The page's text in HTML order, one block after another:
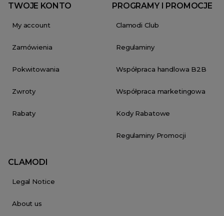
TWOJE KONTO
My account
Zamówienia
Pokwitowania
Zwroty
Rabaty
PROGRAMY I PROMOCJE
Clamodi Club
Regulaminy
Współpraca handlowa B2B
Współpraca marketingowa
Kody Rabatowe
Regulaminy Promocji
CLAMODI
Legal Notice
About us